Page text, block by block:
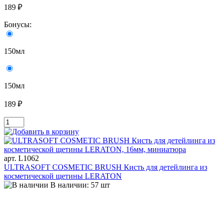
189 ₽
Бонусы:
150мл
150мл
189 ₽
арт. L1062
ULTRASOFT COSMETIC BRUSH Кисть для детейлинга из
косметической щетины LERATON
В наличии: 57 шт